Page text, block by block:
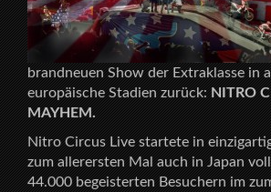
brandneuen Show der Extraklasse in
europäische Stadien zurück:NITRO
MAYHEM.
Nitro Circus Live startete in
zum allerersten Mal auch in Japan
44.000 begeisterten Besuchern im